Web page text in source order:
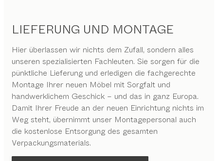
LIEFERUNG UND MONTAGE
Hier überlassen wir nichts dem Zufall, sondern alles
unseren spezialisierten Fachleuten. Sie sorgen für die
pünktliche Lieferung und erledigen die fachgerechte
Montage Ihrer neuen Möbel mit Sorgfalt und
handwerklichem Geschick – und das in ganz Europa.
Damit Ihrer Freude an der neuen Einrichtung nichts im
Weg steht, übernimmt unser Montagepersonal auch
die kostenlose Entsorgung des gesamten
Verpackungsmaterials.